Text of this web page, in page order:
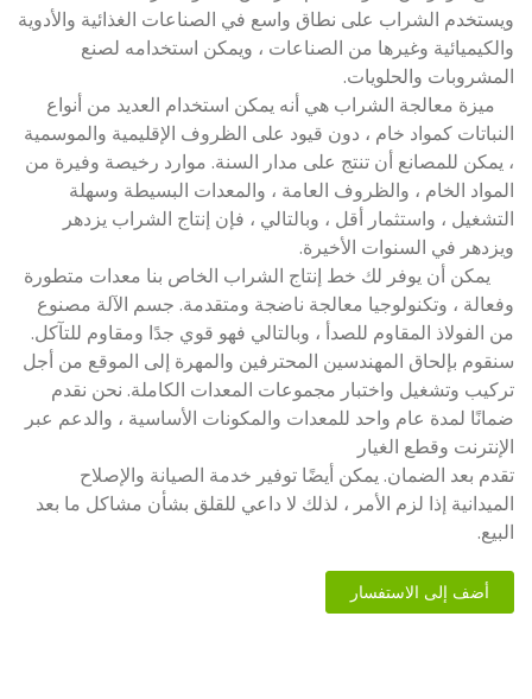
ويستخدم الشراب على نطاق واسع في الصناعات الغذائية والأدوية
والكيميائية وغيرها من الصناعات ، ويمكن استخدامه لصنع
المشروبات والحلويات.
ميزة معالجة الشراب هي أنه يمكن استخدام العديد من أنواع
النباتات كمواد خام ، دون قيود على الظروف الإقليمية والموسمية
، يمكن للمصانع أن تنتج على مدار السنة. موارد رخيصة وفيرة من
المواد الخام ، والظروف العامة ، والمعدات البسيطة وسهلة
التشغيل ، واستثمار أقل ، وبالتالي ، فإن إنتاج الشراب يزدهر
ويزدهر في السنوات الأخيرة.
يمكن أن يوفر لك خط إنتاج الشراب الخاص بنا معدات متطورة
وفعالة ، وتكنولوجيا معالجة ناضجة ومتقدمة. جسم الآلة مصنوع
من الفولاذ المقاوم للصدأ ، وبالتالي فهو قوي جدًا ومقاوم للتآكل.
سنقوم بإلحاق المهندسين المحترفين والمهرة إلى الموقع من أجل
تركيب وتشغيل واختبار مجموعات المعدات الكاملة. نحن نقدم
ضمانًا لمدة عام واحد للمعدات والمكونات الأساسية ، والدعم عبر
الإنترنت وقطع الغيار
تقدم بعد الضمان. يمكن أيضًا توفير خدمة الصيانة والإصلاح
الميدانية إذا لزم الأمر ، لذلك لا داعي للقلق بشأن مشاكل ما بعد
البيع.
أضف إلى الاستفسار